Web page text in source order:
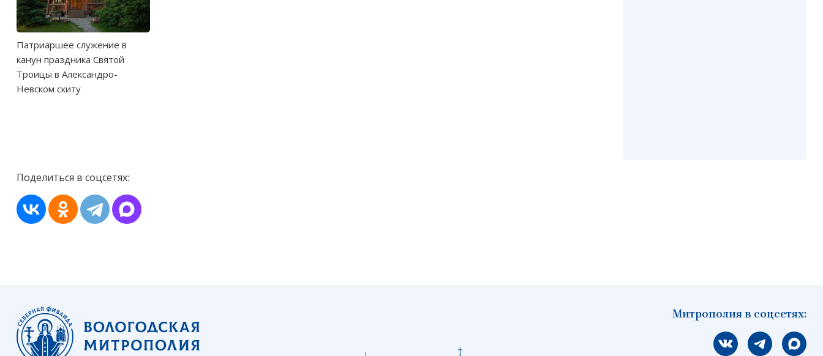
Патриаршее служение в
канун праздника Святой
Троицы в Александро-
Невском скиту
Поделиться в соцсетях:
Митрополия в соцсетях:
Мы вконтакте
Мы в telegram
Мы в